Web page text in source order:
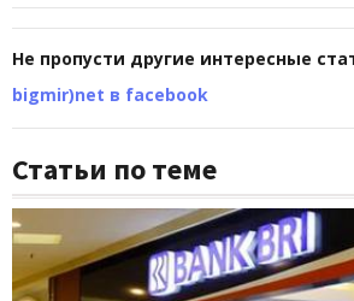
Не пропусти другие интересные
bigmir)net в facebook
Статьи по теме